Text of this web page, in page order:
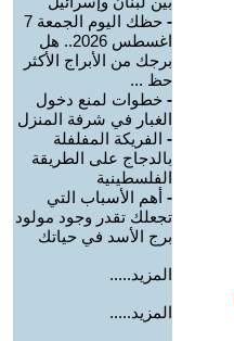
-
حظك اليوم الجمعة 7
اغسطس 2026.. هل
برجك من الأبراج الأكثر
حظ ...
- خطوات لمنع دخول
الغبار في شرفة المنزل
- الفريكة المفلفلة
بالدجاج على الطريقة
الفلسطينية
- أهم الأسباب التي
تجعلك تقدر وجود مولود
برج الأسد في حياتك
المزيد.....
المزيد.....